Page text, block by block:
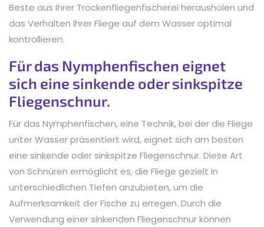
Beste aus Ihrer Trockenfliegenfischerei herausholen und
das Verhalten Ihrer Fliege auf dem Wasser optimal
kontrollieren.
Für das Nymphenfischen eignet
sich eine sinkende oder sinkspitze
Fliegenschnur.
Für das Nymphenfischen, eine Technik, bei der die Fliege
unter Wasser präsentiert wird, eignet sich am besten
eine sinkende oder sinkspitze Fliegenschnur. Diese Art
von Schnüren ermöglicht es, die Fliege gezielt in
unterschiedlichen Tiefen anzubieten, um die
Aufmerksamkeit der Fische zu erregen. Durch die
Verwendung einer sinkenden Fliegenschnur können